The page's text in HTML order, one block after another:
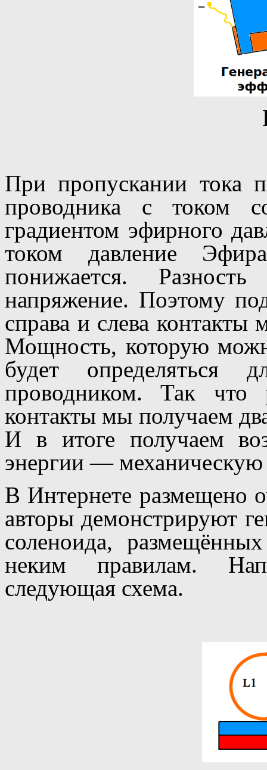
При пропускании тока
проводника с током
градиентом эфирного
током давление
понижается.
напряжение. Поэтому
справа и слева
Мощность, которую
будет определяться
проводником. Так что
контакты мы получаем
И в итоге получаем
энергии — механическую
В Интернете размещено
авторы демонстрируют
соленоида,
неким правилам.
следующая схема.